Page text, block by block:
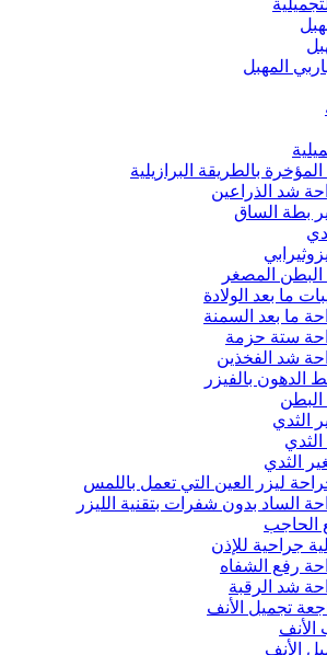
المهبل
بالطريقة البرازيلية
شد الذراعين
بطة الساق
المصغر
ما بعد الولادة
ما بعد السمنة
ستة حزمة
شد الفخذين
الدهون بالفيزر
الثدي
الثدي
ليزر العين التي تعمل باللمس
الساد بدون شفرات بتقنية الليزر
الحاجب
جراحية للإذن
رفع الشفاه
شد الرقبة
تجميل الأنف
الأنف
الأنف